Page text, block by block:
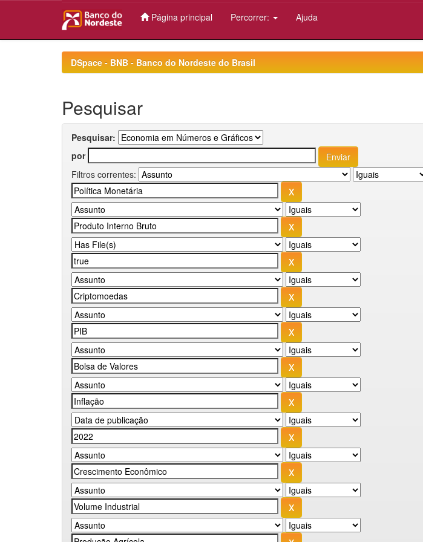
Página principal Percorrer: Ajuda
DSpace - BNB - Banco do Nordeste do Brasil
Pesquisar
Pesquisar:
por
Filtros correntes: